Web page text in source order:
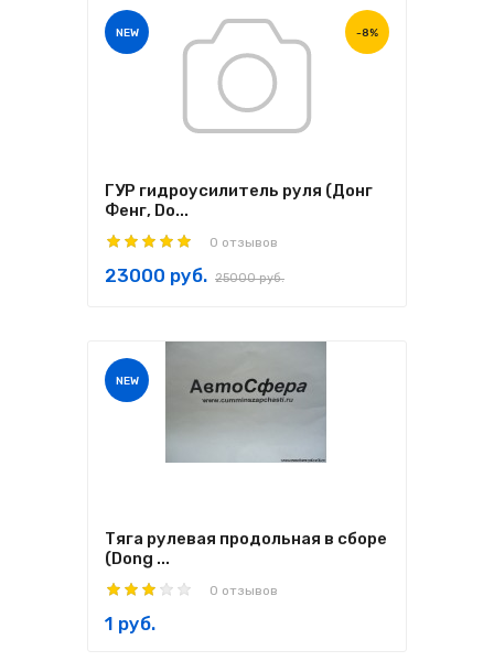
NEW -8%
ГУР гидроусилитель руля (Донг
Фенг, Do...
0 отзывов
23000 руб. 25000 руб.
NEW
Тяга рулевая продольная в сборе
(Dong ...
0 отзывов
1 руб.